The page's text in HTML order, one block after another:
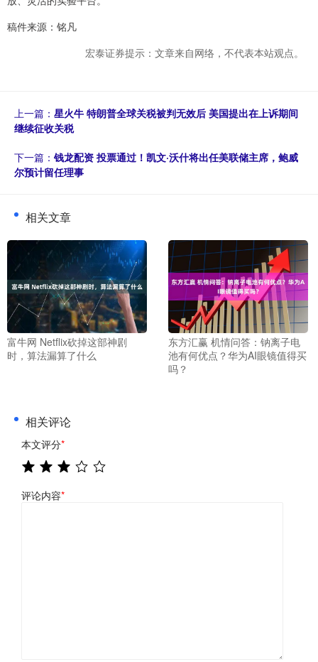
稿件来源：铭凡
宏泰证券提示：文章来自网络，不代表本站观点。
上一篇： 星火牛 特朗普全球关税被判无效后 美国提出在上诉期间
继续征收关税
下一篇： 钱龙配资 投票通过！凯文·沃什将出任美联储主席，鲍威
尔预计留任理事
相关文章
富牛网 Netflix砍掉这部神剧
时，算法漏算了什么
东方汇赢 机情问答：钠离子电
池有何优点？华为AI眼镜值得买
吗？
相关评论
本文评分*
评论内容*